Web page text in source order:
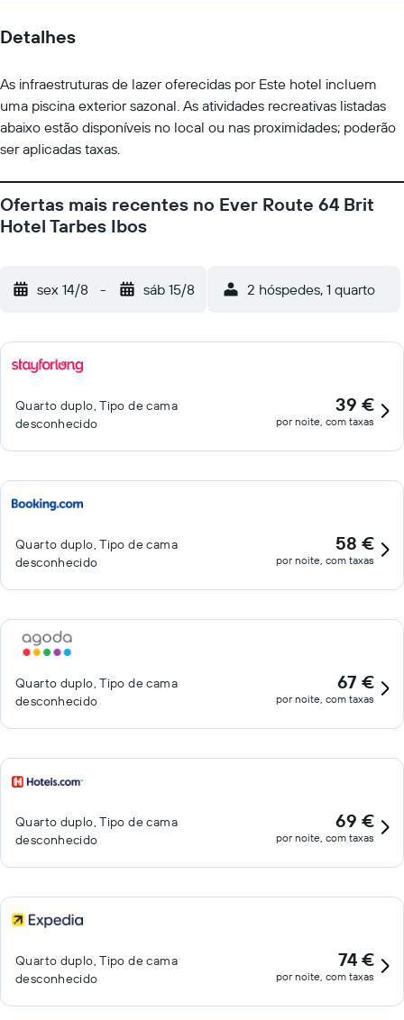
Detalhes
As infraestruturas de lazer oferecidas por Este hotel incluem
uma piscina exterior sazonal. As atividades recreativas listadas
abaixo estão disponíveis no local ou nas proximidades; poderão
ser aplicadas taxas.
Ofertas mais recentes no Ever Route 64 Brit
Hotel Tarbes Ibos
sex 14/8 - sáb 15/8 2 hóspedes, 1 quarto
Quarto duplo, Tipo de cama
desconhecido
39 €
por noite, com taxas
Quarto duplo, Tipo de cama
desconhecido
58 €
por noite, com taxas
Quarto duplo, Tipo de cama
desconhecido
67 €
por noite, com taxas
Quarto duplo, Tipo de cama
desconhecido
69 €
por noite, com taxas
Quarto duplo, Tipo de cama
desconhecido
74 €
por noite, com taxas